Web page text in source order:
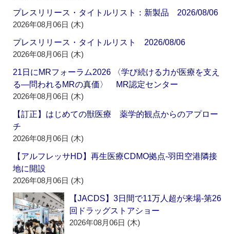
プレスリリース・タイトルリスト：新製品 2026/08/06
2026年08月06日 (木)
プレスリリース・タイトルリスト 2026/08/06
2026年08月06日 (木)
21日にMRフォーラム2026 〈学び続ける力が医療を支え
る―問われるMRの真価〉 MR認定センター
2026年08月06日 (木)
【訂正】はじめての獣医療 薬学的観点からのアプロー
チ
2026年08月06日 (木)
【アルフレッサHD】再生医療CDMO拠点‐羽田空港隣接
地に開設
2026年08月06日 (木)
【JACDS】3日間で11万人超が来場‐第26
回ドラッグストアショー
2026年08月06日 (木)